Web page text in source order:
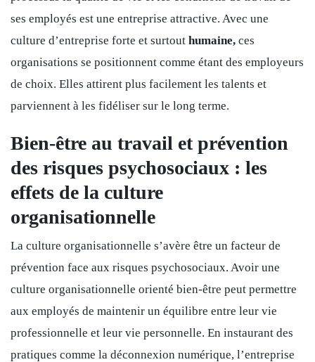
ses employés est une entreprise attractive. Avec une
culture d’entreprise forte et surtout humaine, ces
organisations se positionnent comme étant des employeurs
de choix. Elles attirent plus facilement les talents et
parviennent à les fidéliser sur le long terme.
Bien-être au travail et prévention
des risques psychosociaux : les
effets de la culture
organisationnelle
La culture organisationnelle s’avère être un facteur de
prévention face aux risques psychosociaux. Avoir une
culture organisationnelle orienté bien-être peut permettre
aux employés de maintenir un équilibre entre leur vie
professionnelle et leur vie personnelle. En instaurant des
pratiques comme la déconnexion numérique, l’entreprise